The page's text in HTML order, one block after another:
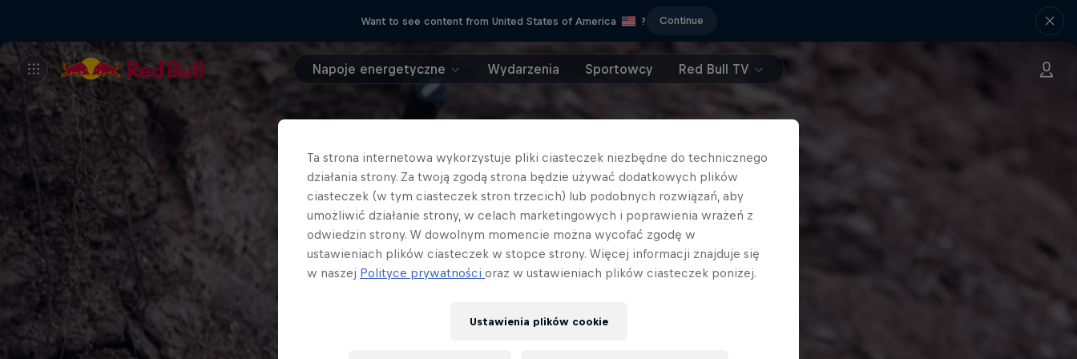
Want to see content from United States of America ? Continue
Napoje energetyczne Wydarzenia Sportowcy Red Bull TV
Ta strona internetowa wykorzystuje pliki ciasteczek niezbędne do technicznego
działania strony. Za twoją zgodą strona będzie używać dodatkowych plików
ciasteczek (w tym ciasteczek stron trzecich) lub podobnych rozwiązań, aby
umożliwić działanie strony, w celach marketingowych i poprawienia wrażeń z
odwiedzin strony. W dowolnym momencie można wycofać zgodę w
ustawieniach plików ciasteczek w stopce strony. Więcej informacji znajduje się
w naszej Polityce prywatności oraz w ustawieniach plików ciasteczek poniżej.
Ustawienia plików cookie